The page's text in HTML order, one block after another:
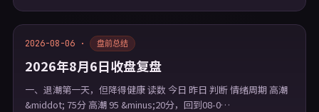
2026-08-06 · 盘前总结
2026年8月6日收盘复盘
一、退潮第一天，但降得健康 读数 今日 昨日 判断 情绪周期 高潮
&middot; 75分 高潮 95 &minus;20分，回到08-0…